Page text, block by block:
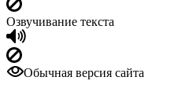
Озвучивание текста
Обычная версия сайта